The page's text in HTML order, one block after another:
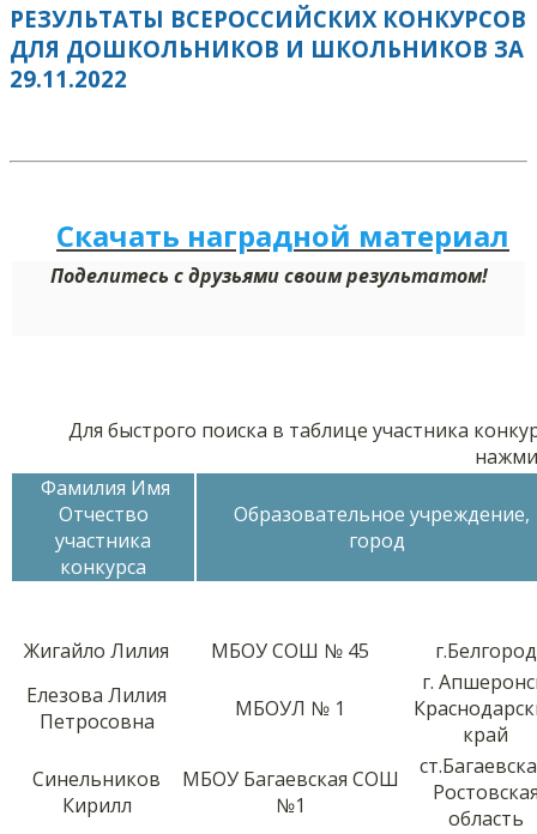
РЕЗУЛЬТАТЫ ВСЕРОССИЙСКИХ КОНКУРСОВ
ДЛЯ ДОШКОЛЬНИКОВ И ШКОЛЬНИКОВ ЗА
29.11.2022
Скачать наградной материал
Поделитесь с друзьями своим результатом!
Для быстрого поиска в таблице участника
Фамилия Имя
Отчество
участника
конкурса
Образовательное учреждение,
город
Жигайло Лилия МБОУ СОШ № 45
г.Белгород
Елезова Лилия
Петросовна
МБОУЛ № 1
г.
край
Синельников
Кирилл
МБОУ Багаевская СОШ
№1
область